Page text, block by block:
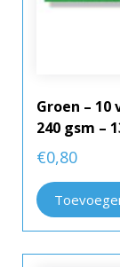
Groen –
240 gsm –
€0,80